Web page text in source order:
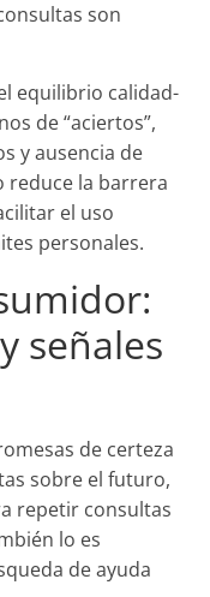
son
equilibrio calidad-
de “aciertos”,
y ausencia de
reduce la barrera
el uso
personales.
señales
de certeza
sobre el futuro,
repetir consultas
lo es
de ayuda